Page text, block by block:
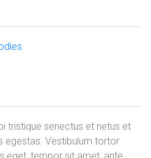
tristique senectus et netus et
egestas. Vestibulum tortor
eget, tempor sit amet, ante.